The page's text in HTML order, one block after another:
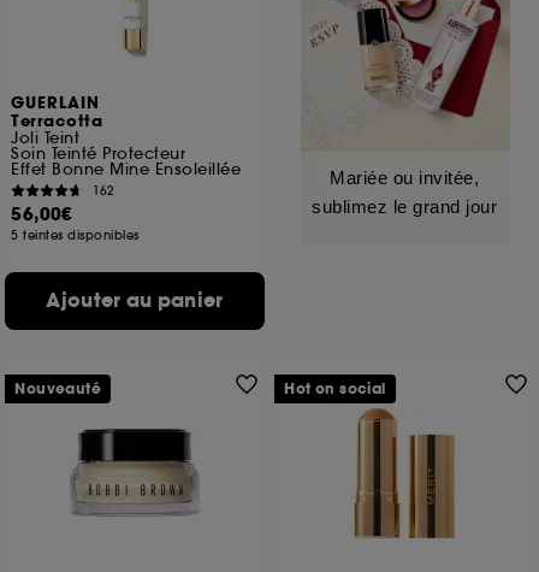
GUERLAIN
Terracotta
Joli Teint
Soin Teinté Protecteur
Effet Bonne Mine Ensoleillée
162
56,00€
5 teintes disponibles
Ajouter au panier
Mariée ou invitée,
sublimez le grand jour
Nouveauté Hot on social